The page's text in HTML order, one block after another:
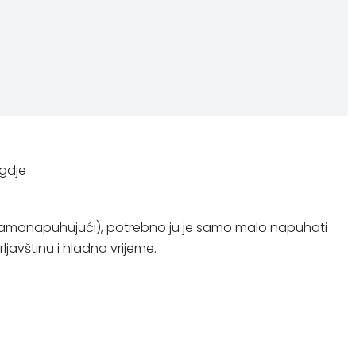
potrebno ju je samo malo napuhati
i hladno vrijeme.